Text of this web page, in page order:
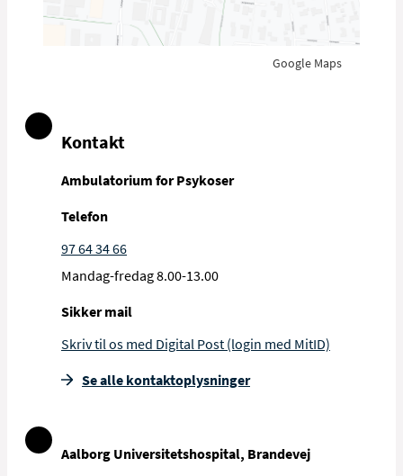
Google Maps
Kontakt
Ambulatorium for Psykoser
Telefon
97 64 34 66
Mandag-fredag 8.00-13.00
Sikker mail
Skriv til os med Digital Post (login med MitID)
Se alle kontakt­oplysninger
Aalborg Universitetshospital, Brandevej